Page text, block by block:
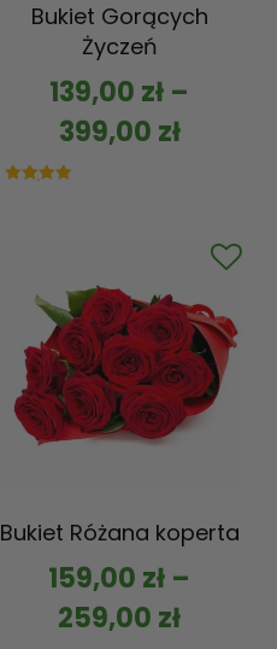
Bukiet Gorących
Życzeń
139,00 zł –
399,00 zł
Bukiet Różana koperta
159,00 zł –
259,00 zł